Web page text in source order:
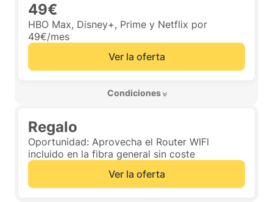
49€
HBO Max, Disney+, Prime y Netflix por
49€/mes
Ver la oferta
Condiciones
Regalo
Oportunidad: Aprovecha el Router WIFI
incluido en la fibra general sin coste
Ver la oferta